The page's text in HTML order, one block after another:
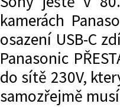
kamerách
osazení USB-C
Panasonic
do sítě 230V,
samozřejmě